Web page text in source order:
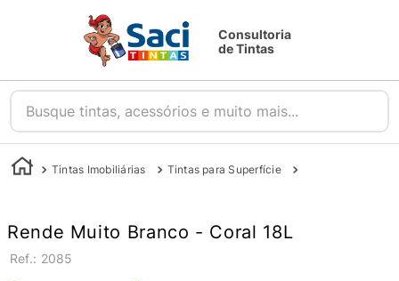
Consultoria
de Tintas
Busque tintas, acessórios e muito mais...
Tintas Imobiliárias Tintas para Superfície
Rende Muito Branco - Coral 18L
: 2085